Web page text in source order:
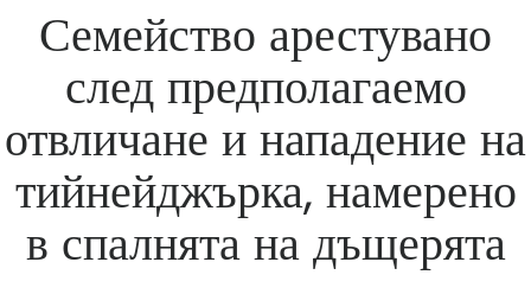
Семейство арестувано
след предполагаемо
отвличане и нападение на
тийнейджърка, намерено
в спалнята на дъщерята